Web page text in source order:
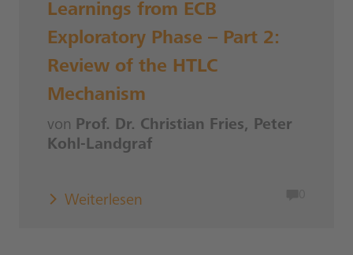
Learnings from ECB
Exploratory Phase – Part 2:
Review of the HTLC
Mechanism
von Prof. Dr. Christian Fries, Peter
Kohl-Landgraf
Weiterlesen